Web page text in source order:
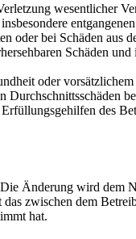
wesentlicher
oder bei Schäden
Schäden
oder
des
Änderung wird dem
zwischen dem
hat.